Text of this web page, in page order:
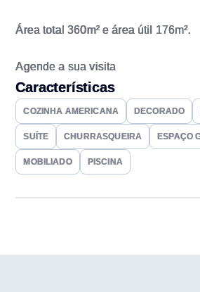
Área total 360m² e área útil 176m².
Agende a sua visita
Características
COZINHA AMERICANA DECORADO
SUÍTE CHURRASQUEIRA ESPAÇO
MOBILIADO PISCINA